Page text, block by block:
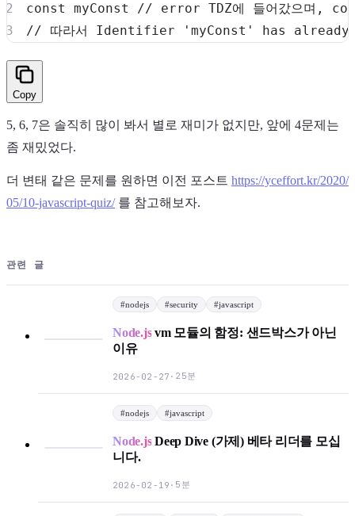
const
myConst // error TDZ에 들어갔으며,
// 따라서 Identifier 'myConst' has already
Copy
5, 6, 7은 솔직히 많이 봐서 별로 재미가 없지만, 앞에 4문제는
좀 재밌었다.
더 변태 같은 문제를 원하면 이전 포스트 https://yceffort.kr/2020/
05/10-javascript-quiz/를 참고해보자.
관련 글
#nodejs #security #javascript
Node.js vm 모듈의 함정: 샌드박스가 아닌
이유
2026-02-27 · 25분
#nodejs #javascript
Node.js Deep Dive (가제) 베타 리더를 모십
니다.
2026-02-19 · 5분